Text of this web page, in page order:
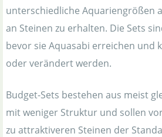
unterschiedliche Aquariengrößen
an Steinen zu erhalten. Die Sets
bevor sie Aquasabi erreichen und
oder verändert werden.
Budget-Sets bestehen aus meist
mit weniger Struktur und sollen
zu attraktiveren Steinen der